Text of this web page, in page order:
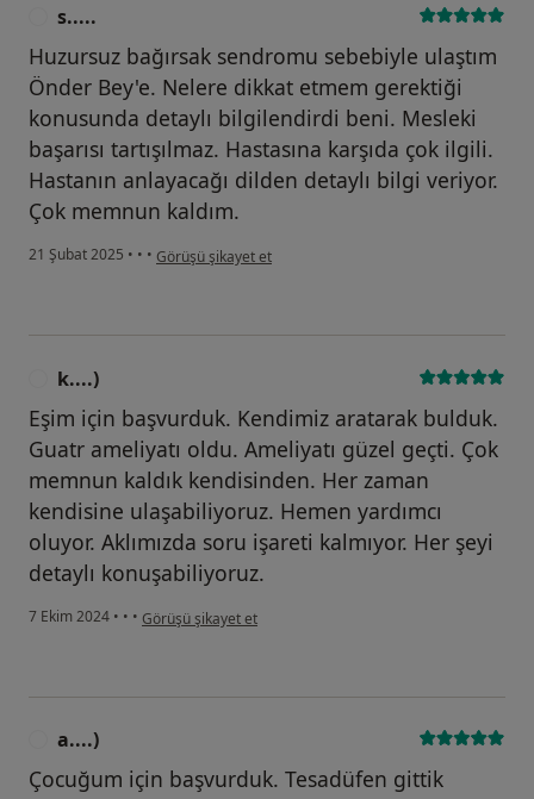
s.....
Huzursuz bağırsak sendromu sebebiyle ulaştım
Önder Bey'e. Nelere dikkat etmem gerektiği
konusunda detaylı bilgilendirdi beni. Mesleki
başarısı tartışılmaz. Hastasına karşıda çok ilgili.
Hastanın anlayacağı dilden detaylı bilgi veriyor.
Çok memnun kaldım.
21 Şubat 2025 • • • kullanıcının görüşüne göre s.....
Görüşü şikayet et
k....)
Eşim için başvurduk. Kendimiz aratarak bulduk.
Guatr ameliyatı oldu. Ameliyatı güzel geçti. Çok
memnun kaldık kendisinden. Her zaman
kendisine ulaşabiliyoruz. Hemen yardımcı
oluyor. Aklımızda soru işareti kalmıyor. Her şeyi
detaylı konuşabiliyoruz.
7 Ekim 2024 • • • kullanıcının görüşüne göre k....)
Görüşü şikayet et
a....)
Çocuğum için başvurduk. Tesadüfen gittik